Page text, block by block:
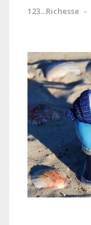
123...Richesse -